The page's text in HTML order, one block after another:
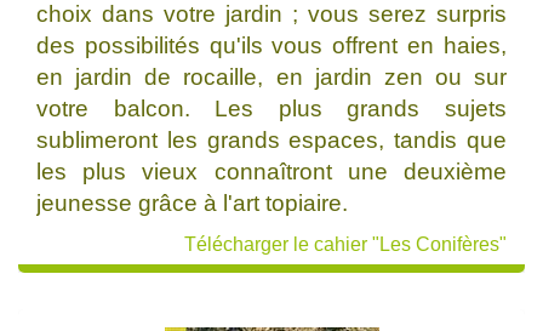
choix dans votre jardin ; vous serez surpris
des possibilités qu'ils vous offrent en haies,
en jardin de rocaille, en jardin zen ou sur
votre balcon. Les plus grands sujets
sublimeront les grands espaces, tandis que
les plus vieux connaîtront une deuxième
jeunesse grâce à l'art topiaire.
Télécharger le cahier "Les Conifères"